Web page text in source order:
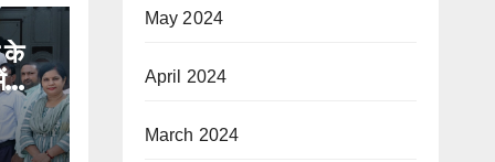
के
से
May 2024
April 2024
March 2024